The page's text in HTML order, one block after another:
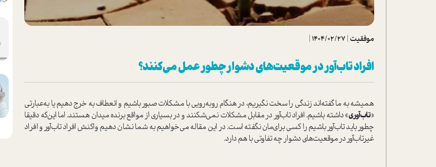
موفقیت |
1404/02/27
|
افراد تاب‌آور در موقعیت‌های دشوار چطور عمل می‌کنند؟
همیشه به ما گفته‌اند زندگی را سخت نگیریم، در هنگام روبه‌رویی با مشکلات صبور باشیم و انعطاف به خرج دهیم یا به‌عبارتی
«تاب‌آوری» داشته باشیم. افراد تاب‌آور در مقابل مشکلات نمی‌شکنند و در بسیاری از مواقع برنده میدان هستند‌. اما این‌که دقیقا
چطور باید تاب‌آور باشیم را کسی برای‌مان نگفته ا‌ست. در این مقاله می‌خواهیم به شما نشان دهیم واکنش افراد تاب‌آور و افراد
غیرتاب‌آور در موقعیت‌های دشوار چه تفاوتی با هم دارد.